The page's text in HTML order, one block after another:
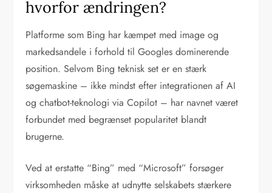
hvorfor ændringen?
Platforme som Bing har kæmpet med image og
markedsandele i forhold til Googles dominerende
position. Selvom Bing teknisk set er en stærk
søgemaskine – ikke mindst efter integrationen af AI
og chatbot-teknologi via Copilot – har navnet været
forbundet med begrænset popularitet blandt
brugerne.
Ved at erstatte “Bing” med “Microsoft” forsøger
virksomheden måske at udnytte selskabets stærkere